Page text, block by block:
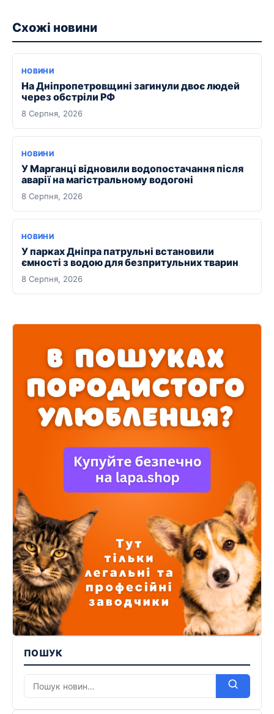
Схожі новини
НОВИНИ
На Дніпропетровщині загинули двоє людей
через обстріли РФ
8 Серпня, 2026
НОВИНИ
У Марганці відновили водопостачання після
аварії на магістральному водогоні
8 Серпня, 2026
НОВИНИ
У парках Дніпра патрульні встановили
ємності з водою для безпритульних тварин
8 Серпня, 2026
ПОШУК